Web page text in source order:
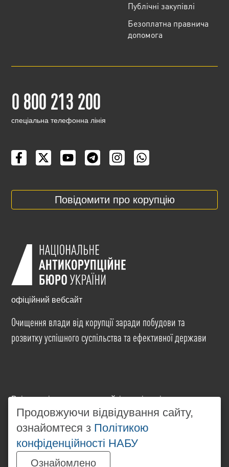
Публічні закупівлі
Безоплатна правнича
допомога
0 800 213 200
cпеціальна телефонна лінія
Повідомити про корупцію
офіційний вебсайт
Очищення влади від корупції заради побудови та
розвитку успішного суспільства та ефективної держави
Всі матеріали на цьому сайті розміщені на умовах
ліцензіїCreative Commons Attribution-NonCommercial-
NoDerivatives 4.0 International. Використання будь-
яких матеріалів, розміщених на сайті, дозволяється
за умови посилання наwww.nabu.gov.ua
незалежності від повного або часткового
Продовжуючи відвідування сайту,
ознайомтеся з Політикою
конфіденційності НАБУ
Ознайомлено